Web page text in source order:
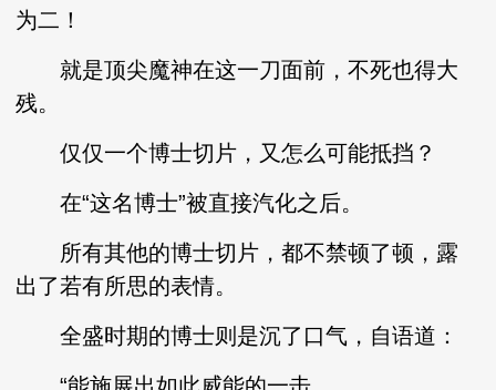
为二！
就是顶尖魔神在这一刀面前，不死也得大
残。
仅仅一个博士切片，又怎么可能抵挡？
在“这名博士”被直接汽化之后。
所有其他的博士切片，都不禁顿了顿，露
出了若有所思的表情。
全盛时期的博士则是沉了口气，自语道：